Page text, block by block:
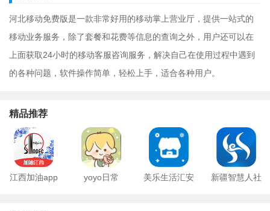
河北移动免费版是一款非常好用的移动掌上营业厅，提供一站式的
移动业务服务，除了套餐和花费等信息的查询之外，用户还可以在
上面获取24小时的移动客服咨询服务，解决自己在使用过程中遇到
的各种问题，软件操作简单，轻松上手，适合各种用户。
精品推荐
江西加油app yoyo日常 美乐生活汇安 新疆智慧人社